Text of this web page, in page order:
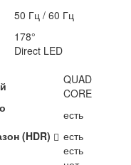
50 Гц / 60 Гц
178°
Direct LED
QUAD
CORE
есть
(HDR)
есть
есть